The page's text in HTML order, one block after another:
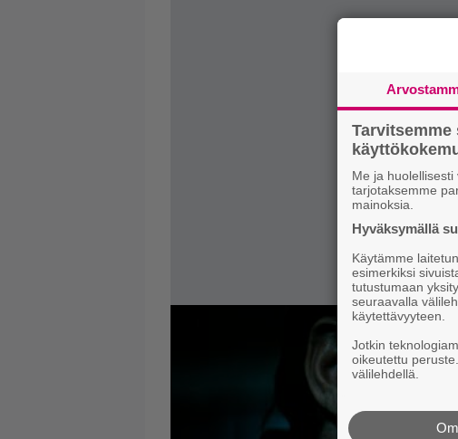
Me ja huolellisesti
tarjotaksemme
mainoksia.
Hyväksymällä
Käytämme
esimerkiksi
tutustumaan
seuraavalla
käytettävyyteen.
Jotkin
oikeutettu
välilehdellä.